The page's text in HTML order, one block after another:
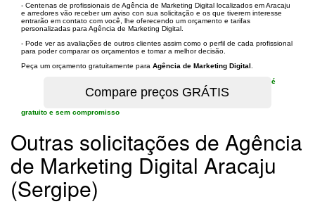
- Centenas de profissionais de Agência de Marketing Digital localizados em Aracaju
e arredores vão receber um aviso con sua solicitação e os que tiverem interesse
entrarão em contato com você, lhe oferecendo um orçamento e tarifas
personalizadas para Agência de Marketing Digital.
- Pode ver as avaliações de outros clientes assim como o perfil de cada profissional
para poder comparar os orçamentos e tomar a melhor decisão.
Peça um orçamento gratuitamente para Agência de Marketing Digital
é
gratuito e sem compromisso
Outras solicitações de Agência
de Marketing Digital Aracaju
(Sergipe)